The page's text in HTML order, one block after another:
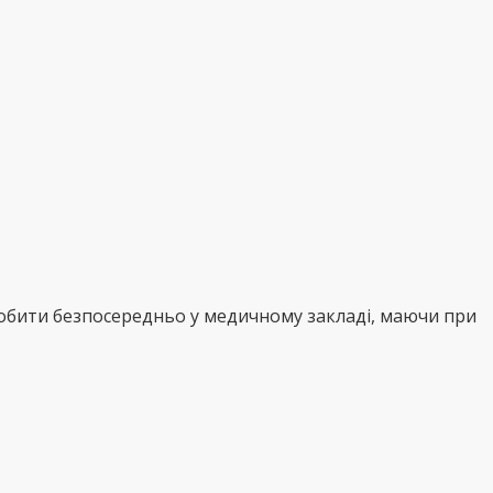
безпосередньо у медичному закладі, маючи при